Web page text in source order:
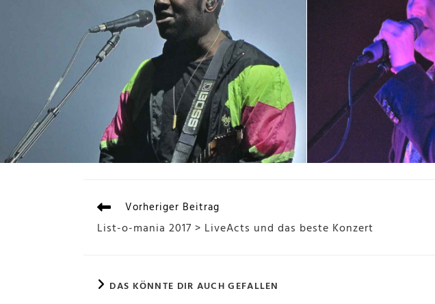
Vorheriger Beitrag
List-o-mania 2017 > LiveActs und das beste Konzert
DAS KÖNNTE DIR AUCH GEFALLEN